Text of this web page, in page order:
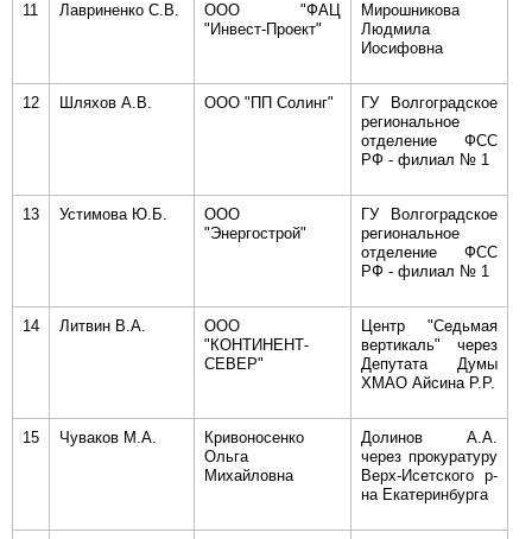
11 Лавриненко С.В.
ООО "ФАЦ
"Инвест-Проект"
Мирошникова
Людмила
Иосифовна
12 Шляхов А.В. ООО "ПП Солинг"
ГУ Волгоградское
региональное
отделение ФСС
РФ - филиал № 1
13 Устимова Ю.Б.
ООО
"Энергострой"
ГУ Волгоградское
региональное
отделение ФСС
РФ - филиал № 1
14 Литвин В.А.
ООО
"КОНТИНЕНТ-
СЕВЕР"
Центр "Седьмая
вертикаль" через
Депутата Думы
ХМАО Айсина Р.Р.
15 Чуваков М.А.
Кривоносенко
Ольга
Михайловна
Долинов А.А.
через прокуратуру
Верх-Исетского р-
на Екатеринбурга